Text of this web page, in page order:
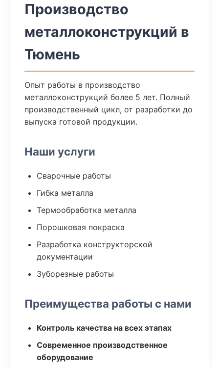
Производство
металлоконструкций в
Тюмень
Опыт работы в производство
металлоконструкций более 5 лет. Полный
производственный цикл, от разработки до
выпуска готовой продукции.
Наши услуги
Сварочные работы
Гибка металла
Термообработка металла
Порошковая покраска
Разработка конструкторской
документации
Зуборезные работы
Преимущества работы с нами
Контроль качества на всех этапах
Современное производственное
оборудование